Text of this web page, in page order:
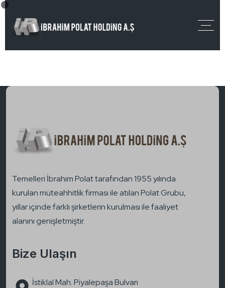
Temelleri İbrahim Polat tarafından 1955 yılında
kurulan müteahhitlik firması ile atılan Polat Grubu,
yıllar içinde farklı şirketlerin kurulması ile faaliyet
alanını genişletmiştir.
Bize Ulaşın
İstiklal Mah. Piyalepaşa Bulvarı